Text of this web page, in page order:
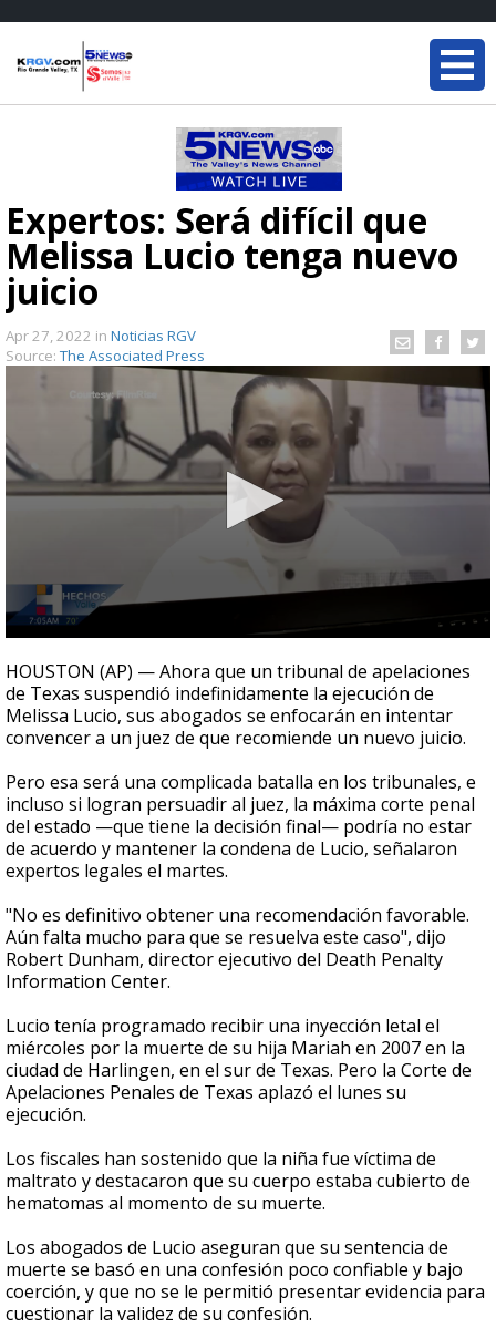
Expertos: Será difícil que
Melissa Lucio tenga nuevo
juicio
Apr 27, 2022 in Noticias RGV
Source: The Associated Press
seconds
of
1
minute,
0
HOUSTON (AP) — Ahora que un tribunal de apelaciones
de Texas suspendió indefinidamente la ejecución de
Melissa Lucio, sus abogados se enfocarán en intentar
convencer a un juez de que recomiende un nuevo juicio.
Pero esa será una complicada batalla en los tribunales, e
incluso si logran persuadir al juez, la máxima corte penal
del estado —que tiene la decisión final— podría no estar
de acuerdo y mantener la condena de Lucio, señalaron
expertos legales el martes.
"No es definitivo obtener una recomendación favorable.
Aún falta mucho para que se resuelva este caso", dijo
Robert Dunham, director ejecutivo del Death Penalty
Information Center.
Lucio tenía programado recibir una inyección letal el
miércoles por la muerte de su hija Mariah en 2007 en la
ciudad de Harlingen, en el sur de Texas. Pero la Corte de
Apelaciones Penales de Texas aplazó el lunes su
ejecución.
Los fiscales han sostenido que la niña fue víctima de
maltrato y destacaron que su cuerpo estaba cubierto de
hematomas al momento de su muerte.
Los abogados de Lucio aseguran que su sentencia de
muerte se basó en una confesión poco confiable y bajo
coerción, y que no se le permitió presentar evidencia para
cuestionar la validez de su confesión.